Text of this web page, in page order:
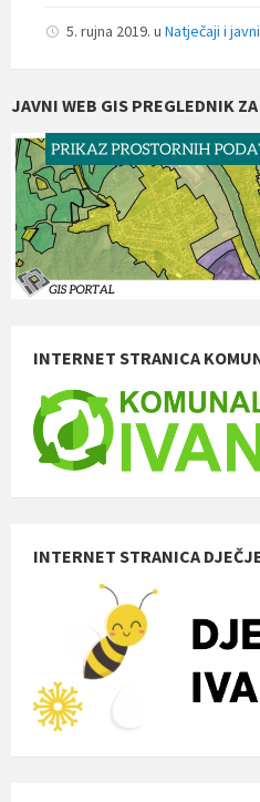
5. rujna 2019. u Natječaji i
JAVNI WEB GIS PREGLEDNIK
INTERNET STRANICA
INTERNET STRANICA